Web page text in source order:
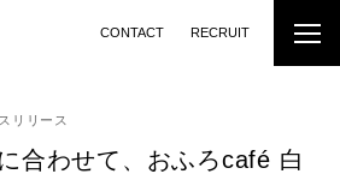
CONTACT RECRUIT
リリース
合わせて、おふろcafé 白